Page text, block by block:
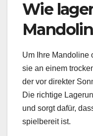
Wie
Um Ihre Mandoline
sie an einem
der vor direkter
Die richtige
und sorgt dafür,
spielbereit ist.